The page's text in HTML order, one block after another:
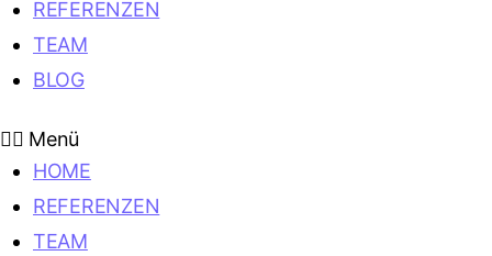
REFERENZEN
TEAM
BLOG
Menü
HOME
REFERENZEN
TEAM